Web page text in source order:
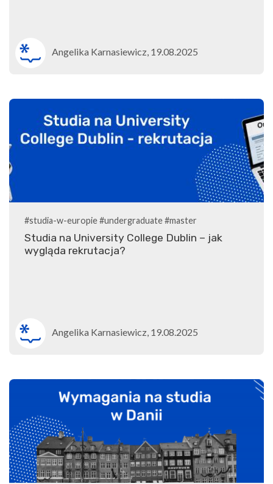
Angelika Karnasiewicz, 19.08.2025
#studia-w-europie#undergraduate#master
Studia na University College Dublin – jak
wygląda rekrutacja?
Angelika Karnasiewicz, 19.08.2025